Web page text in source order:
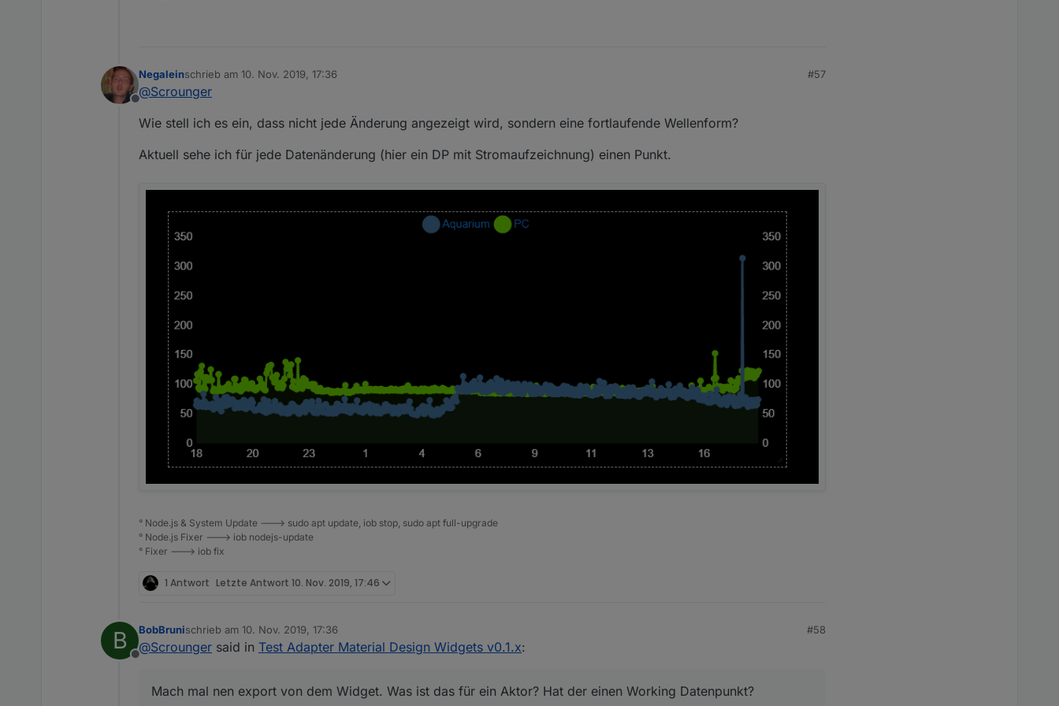
Offline
Negaleinschrieb am 10. Nov. 2019, 17:36
zuletzt editiert von
#57
@Scrounger
Wie stell ich es ein, dass nicht jede Änderung angezeigt wird, sondern eine fortlaufende Wellenform?
Aktuell sehe ich für jede Datenänderung (hier ein DP mit Stromaufzeichnung) einen Punkt.
° Node.js & System Update ---> sudo apt update, iob stop, sudo apt full-upgrade
° Node.js Fixer ---> iob nodejs-update
° Fixer ---> iob fix
1 Antwort Letzte Antwort 10. Nov. 2019, 17:46
B
Offline
BobBrunischrieb am 10. Nov. 2019, 17:36
zuletzt editiert von
#58
@Scrounger said in Test Adapter Material Design Widgets v0.1.x:
Mach mal nen export von dem Widget. Was ist das für ein Aktor? Hat der einen Working Datenpunkt?